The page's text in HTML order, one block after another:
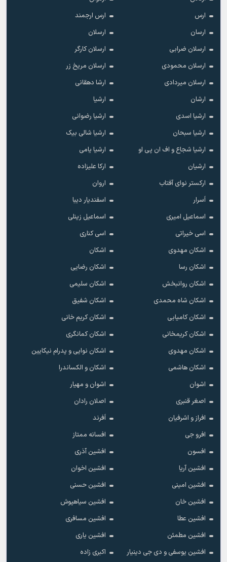
ارس
ارس ارجمند
ارسان
ارسلان
ارسلان ضرابی
ارسلان کارگر
ارسلان محمودی
ارسلان مریخ زر
ارسلان میردادی
ارشا دهقانی
ارشان
ارشیا
ارشیا اسدی
ارشیا رضوانی
ارشیا سبحان
ارشیا شالی بیک
ارشیا شجاع و اف ان پی او
ارشیا یامی
ارشیان
ارکا علیزاده
ارکستر نوای آفتاب
اروان
اَسرار
اسفندیار دیبا
اسماعیل امیری
اسماعیل زینلی
اسی خیراتی
اسی کناری
اشکان مهدوى
اشکان
اشکان رسا
اشکان رضایی
اشکان روانبخش
اشکان سلیمی
اشکان شاه محمدی
اشکان شفیق
اشکان کامیابی
اشکان کریم خانی
اشکان کریمخانی
اشکان کمانگری
اشکان مهدوی
اشکان نوایی و پدرام نیکایین
اشکان هاشمی
اشکان و الکساندرا
اشوان
اشوان و مهیار
اصغر قنبری
اصلان رادان
افراز و اشرفیان
اَفرند
افرو جی
افسانه ممتاز
افسون
افشین آذری
افشین آریا
افشین اخوان
افشین امینی
افشین حسنی
افشین خان
افشین سیاهپوش
افشین عطا
افشین مسافری
افشین مطمئن
افشین یاری
افشین یوسفی و دی جی دینیار
اکبری زاده